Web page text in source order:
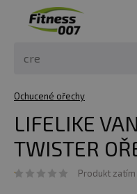
Ochucené ořechy
LIFELIKE
TWISTER
Produkt